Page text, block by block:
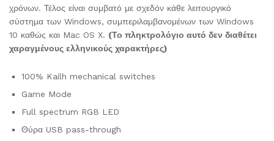
χρόνων. Τέλος είναι συμβατό με σχεδόν κάθε λειτουργικό
σύστημα των Windows, συμπεριλαμβανομένων των Windows
10 καθώς και Mac OS X. (Το πληκτρολόγιο αυτό δεν διαθέτει
χαραγμένους ελληνικούς χαρακτήρες)
100% Kailh mechanical switches
Game Mode
Full spectrum RGB LED
Θύρα USB pass-through